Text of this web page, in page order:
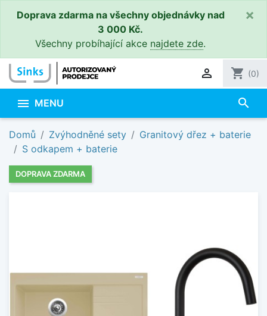
Doprava zdarma na všechny objednávky nad
3 000 Kč.
Všechny probíhající akce najdete zde.
×
 shopping_cart (0)
 MENU search
Domů Zvýhodněné sety
Granitový dřez + baterie
S odkapem + baterie
DOPRAVA ZDARMA